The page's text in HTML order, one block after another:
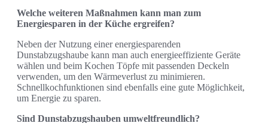
Welche weiteren Maßnahmen kann man zum
Energiesparen in der Küche ergreifen?
Neben der Nutzung einer energiesparenden
Dunstabzugshaube kann man auch energieeffiziente Geräte
wählen und beim Kochen Töpfe mit passenden Deckeln
verwenden, um den Wärmeverlust zu minimieren.
Schnellkochfunktionen sind ebenfalls eine gute Möglichkeit,
um Energie zu sparen.
Sind Dunstabzugshauben umweltfreundlich?